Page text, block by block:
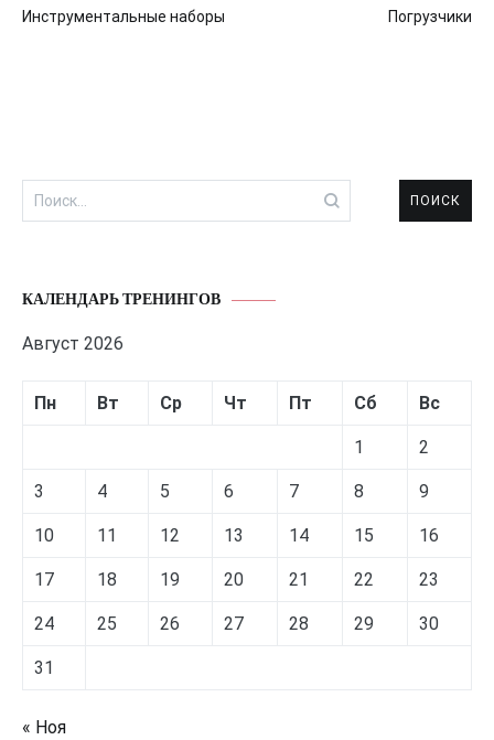
по
Инструментальные наборы Погрузчики
Найти:
КАЛЕНДАРЬ ТРЕНИНГОВ
Август 2026
Пн Вт Ср Чт Пт Сб Вс
1 2
3 4 5 6 7 8 9
10 11 12 13 14 15 16
17 18 19 20 21 22 23
24 25 26 27 28 29 30
31
« Ноя